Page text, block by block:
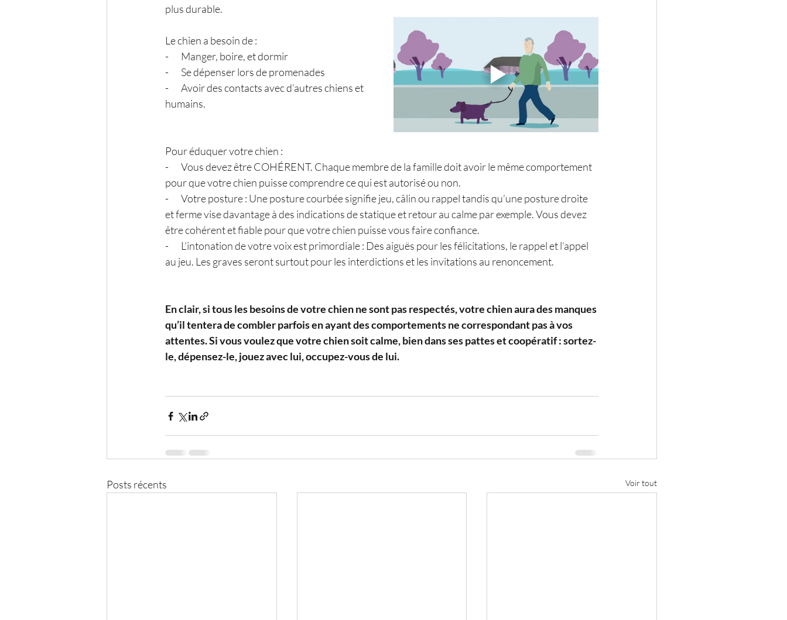
plus durable.
Le chien a besoin de :
-       Manger, boire, et dormir
-       Se dépenser lors de promenades
-       Avoir des contacts avec d’autres chiens et
humains.
Pour éduquer votre chien :
-       Vous devez être COHÉRENT. Chaque membre de la famille doit avoir le même comportement
pour que votre chien puisse comprendre ce qui est autorisé ou non.
-       Votre posture : Une posture courbée signifie jeu, câlin ou rappel tandis qu’une posture droite
et ferme vise davantage à des indications de statique et retour au calme par exemple. Vous devez
être cohérent et fiable pour que votre chien puisse vous faire confiance.
-       L’intonation de votre voix est primordiale : Des aiguës pour les félicitations, le rappel et l’appel
au jeu. Les graves seront surtout pour les interdictions et les invitations au renoncement.
En clair, si tous les besoins de votre chien ne sont pas respectés, votre chien aura des manques
qu’il tentera de combler parfois en ayant des comportements ne correspondant pas à vos
attentes. Si vous voulez que votre chien soit calme, bien dans ses pattes et coopératif : sortez-
le, dépensez-le, jouez avec lui, occupez-vous de lui.
Posts récents Voir tout